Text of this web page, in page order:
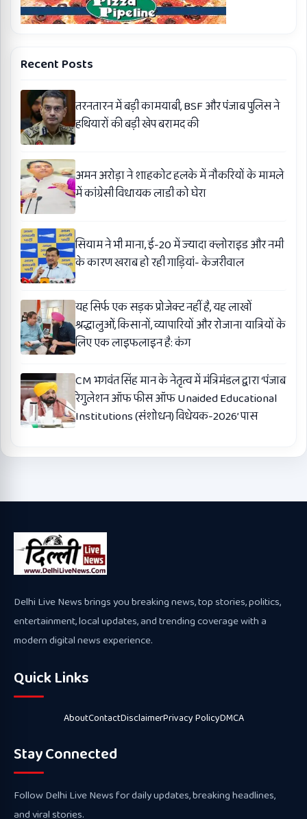
Recent Posts
तरनतारन में बड़ी कामयाबी, BSF और पंजाब पुलिस ने
हथियारों की बड़ी खेप बरामद की
अमन अरोड़ा ने शाहकोट हलके में नौकरियों के मामले
में कांग्रेसी विधायक लाडी को घेरा
सियाम ने भी माना, ई-20 में ज्यादा क्लोराइड और नमी
के कारण खराब हो रही गाड़ियां- केजरीवाल
यह सिर्फ एक सड़क प्रोजेक्ट नहीं है, यह लाखों
श्रद्धालुओं, किसानों, व्यापारियों और रोजाना यात्रियों के
लिए एक लाइफलाइन है: कंग
CM भगवंत सिंह मान के नेतृत्व में मंत्रिमंडल द्वारा ‘पंजाब
रेगुलेशन ऑफ फीस ऑफ Unaided Educational
Institutions (संशोधन) विधेयक-2026’ पास
Delhi Live News brings you breaking news, top stories, politics,
entertainment, local updates, and trending coverage with a
modern digital news experience.
Quick Links
AboutContactDisclaimerPrivacy PolicyDMCA
Stay Connected
Follow Delhi Live News for daily updates, breaking headlines,
and viral stories.